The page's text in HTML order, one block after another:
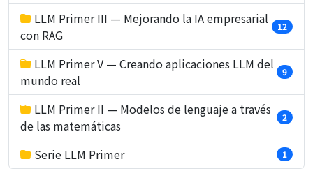
LLM Primer III — Mejorando la IA empresarial
con RAG
12
LLM Primer V — Creando aplicaciones LLM del
mundo real
9
LLM Primer II — Modelos de lenguaje a través
de las matemáticas
2
Serie LLM Primer 1